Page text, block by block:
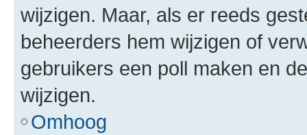
wijzigen. Maar, als er reeds
beheerders hem wijzigen of
gebruikers een poll maken en
wijzigen.
Omhoog